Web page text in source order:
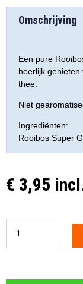
Omschrijving
Een pure
heerlijk genieten
thee.
Niet
Ingrediënten:
Rooibos Super
€ 3,95